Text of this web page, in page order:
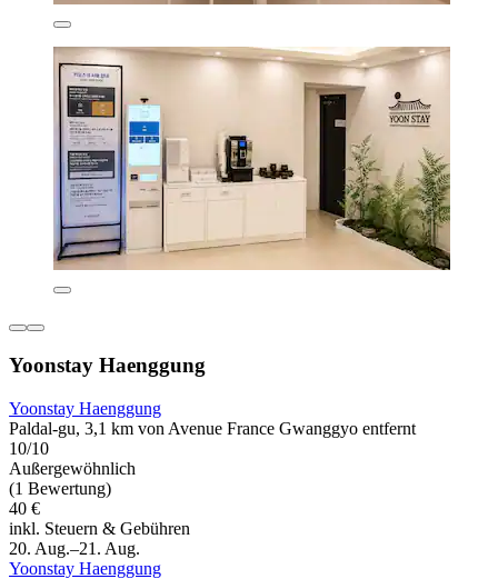
Yoonstay Haenggung
Yoonstay Haenggung
Paldal-gu, 3,1 km von Avenue France Gwanggyo entfernt
10/10
Außergewöhnlich
(1 Bewertung)
40 €
inkl. Steuern & Gebühren
20. Aug.–21. Aug.
Yoonstay Haenggung